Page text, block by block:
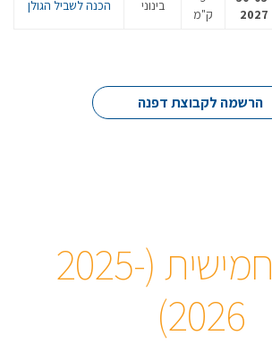
2027
ק"מ
בינוני הכנה לשביל הגולן
הרשמה לקבוצת דפנה
עונה חמישית (2025-
2026)